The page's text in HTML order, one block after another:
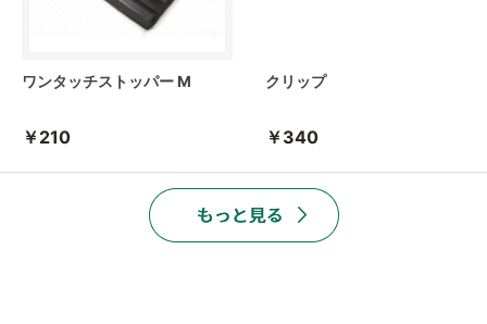
ワンタッチストッパー M
￥210
クリップ
￥340